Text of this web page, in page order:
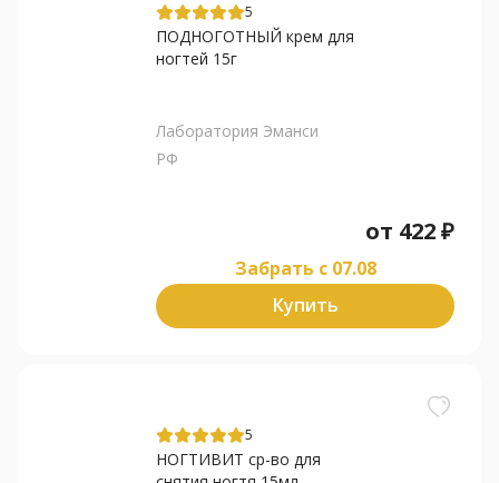
5
ПОДНОГОТНЫЙ крем для
ногтей 15г
Лаборатория Эманси
РФ
от 422₽
Забрать c 07.08
Купить
5
НОГТИВИТ ср-во для